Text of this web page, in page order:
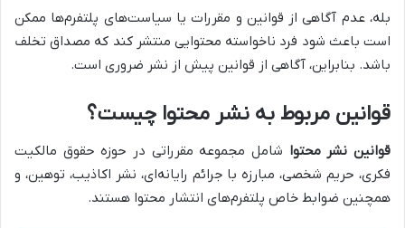
بله، عدم آگاهی از قوانین و مقررات یا سیاست‌های پلتفرم‌ها ممکن
است باعث شود فرد ناخواسته محتوایی منتشر کند که مصداق تخلف
باشد. بنابراین، آگاهی از قوانین پیش از نشر ضروری است.
قوانین مربوط به نشر محتوا چیست؟
قوانین نشر محتوا شامل مجموعه مقرراتی در حوزه حقوق مالکیت
فکری، حریم شخصی، مبارزه با جرائم رایانه‌ای، نشر اکاذیب، توهین، و
همچنین ضوابط خاص پلتفرم‌های انتشار محتوا هستند.